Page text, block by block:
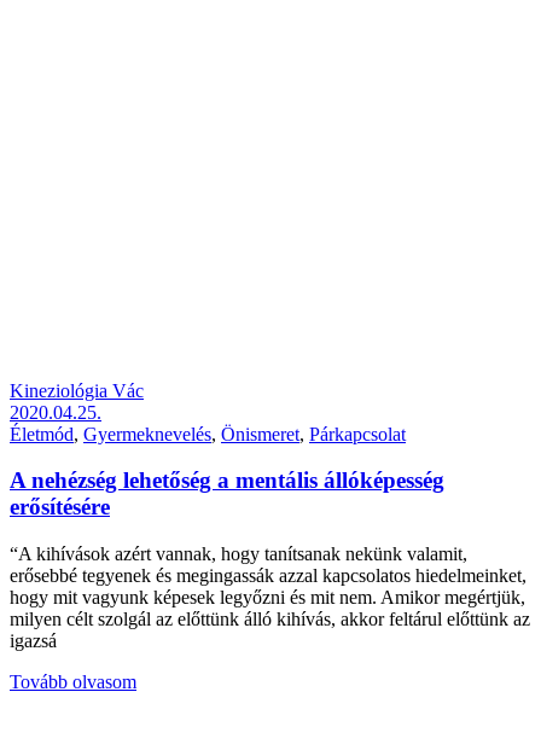
Kineziológia Vác
2020.04.25.
Életmód, Gyermeknevelés, Önismeret, Párkapcsolat
A nehézség lehetőség a mentális állóképesség
erősítésére
“A kihívások azért vannak, hogy tanítsanak nekünk valamit,
erősebbé tegyenek és megingassák azzal kapcsolatos hiedelmeinket,
hogy mit vagyunk képesek legyőzni és mit nem. Amikor megértjük,
milyen célt szolgál az előttünk álló kihívás, akkor feltárul előttünk az
igazsá
Tovább olvasom